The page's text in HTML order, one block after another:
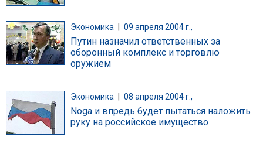
Экономика 09 апреля 2004 г.,
Путин назначил ответственных за
оборонный комплекс и торговлю
оружием
Экономика 08 апреля 2004 г.,
Noga и впредь будет пытаться наложить
руку на российское имущество